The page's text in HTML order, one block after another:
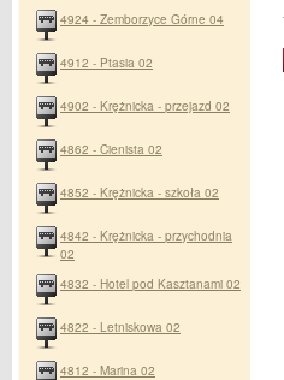
4924 - Zemborzyce Górne 04
4912 - Ptasia 02
4902 - Krężnicka - przejazd 02
4862 - Cienista 02
4852 - Krężnicka - szkoła 02
4842 - Krężnicka - przychodnia
02
4832 - Hotel pod Kasztanami 02
4822 - Letniskowa 02
4812 - Marina 02